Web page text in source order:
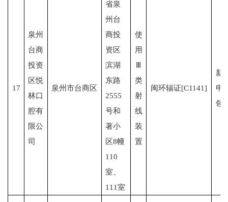
17
泉州
台商
投资
区悦
林口
腔有
限公
司
泉州市台商区
省泉
州台
商投
资区
滨湖
东路
2555
号和
著小
区8幢
110
室、
111室
使
用
Ⅲ
类
射
线
装
置
闽环辐证[C1141]
新
申
领